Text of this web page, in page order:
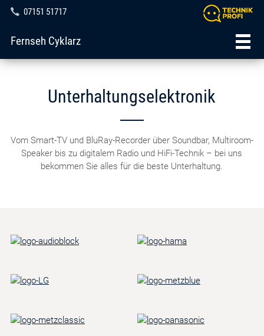
07151 51717
Fernseh Cyklarz
Unterhaltungselektronik
Vom Smart-TV und BluRay-Recorder über Soundbar, Multiroom-
Speaker bis zu digitalem Radio und HiFi-Technik – bei uns
bekommen Sie alles für die beste Unterhaltung.